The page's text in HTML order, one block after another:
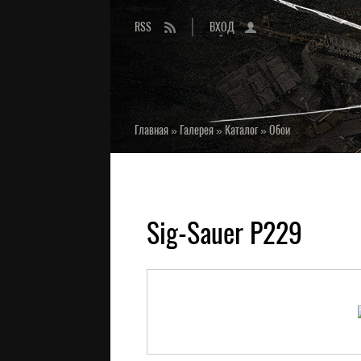
RSS ВХОД
Главная» Галерея»Каталог»Обои
Sig-Sauer P229